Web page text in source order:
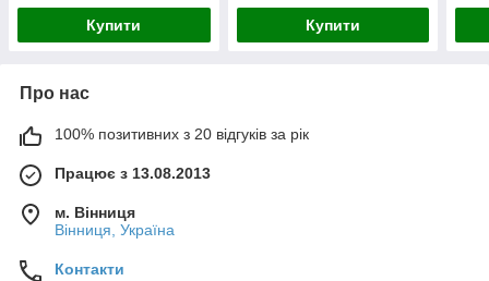
Купити Купити
Про нас
100% позитивних з 20 відгуків за рік
Працює з 13.08.2013
м. Вінниця
Вінниця, Україна
Контакти